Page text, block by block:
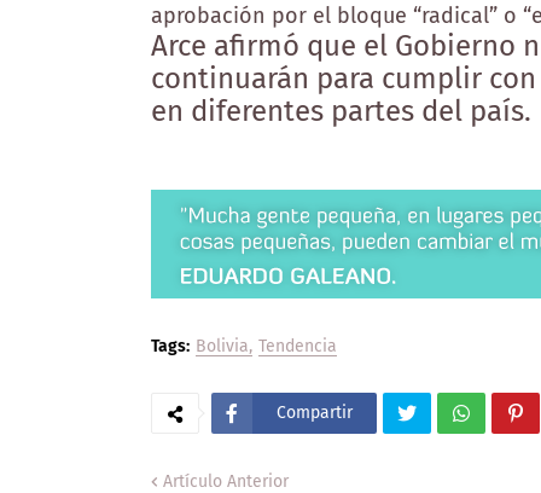
aprobación por el bloque “radical” o
Arce afirmó que el Gobierno
continuarán para cumplir
en diferentes partes del país.
Tags: Bolivia Tendencia
Compartir
Artículo Anterior